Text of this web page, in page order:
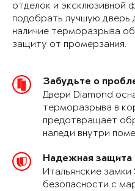
отделок и эксклюзивной
подобрать лучшую дверь
наличие терморазрыва
защиту от промерзания.
Забудьте о
Двери Diamond
терморазрыва в
предотвращает
наледи внутри
Надежная защита
Итальянские замки
безопасности с